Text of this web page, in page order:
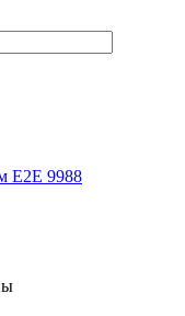
E2E 9988